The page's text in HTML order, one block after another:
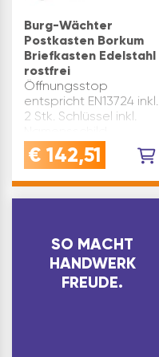
Burg-Wächter
Postkasten Borkum
Briefkasten Edelstahl
rostfrei
Öffnungsstop
entspricht EN13724 inkl.
2 Stk. Schlüssel inkl.
Versiegelung mit
transparentem Lack
bei Einwurfgröße(mm):
Material: Ed…
€ 142,51
SO MACHT
HANDWERK
FREUDE.